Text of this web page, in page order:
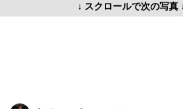
↓ スクロールで次の写真